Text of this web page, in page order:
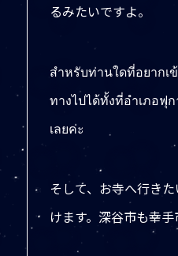
るみたいですよ。
สำหรับท่านใดที่อยากเ
ทางไปได้ทั้งที่อำเภอฟุ
เลยค่ะ
そして、お寺へ行き
けます。深谷市も幸手